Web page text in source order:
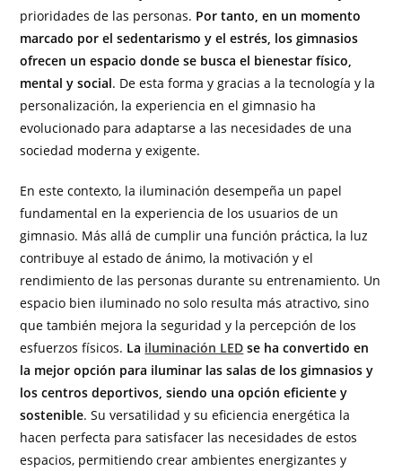
prioridades de las personas. Por tanto, en un momento
marcado por el sedentarismo y el estrés, los gimnasios
ofrecen un espacio donde se busca el bienestar físico,
mental y social. De esta forma y gracias a la tecnología y la
personalización, la experiencia en el gimnasio ha
evolucionado para adaptarse a las necesidades de una
sociedad moderna y exigente.
En este contexto, la iluminación desempeña un papel
fundamental en la experiencia de los usuarios de un
gimnasio. Más allá de cumplir una función práctica, la luz
contribuye al estado de ánimo, la motivación y el
rendimiento de las personas durante su entrenamiento. Un
espacio bien iluminado no solo resulta más atractivo, sino
que también mejora la seguridad y la percepción de los
esfuerzos físicos. La iluminación LED se ha convertido en
la mejor opción para iluminar las salas de los gimnasios y
los centros deportivos, siendo una opción eficiente y
sostenible. Su versatilidad y su eficiencia energética la
hacen perfecta para satisfacer las necesidades de estos
espacios, permitiendo crear ambientes energizantes y